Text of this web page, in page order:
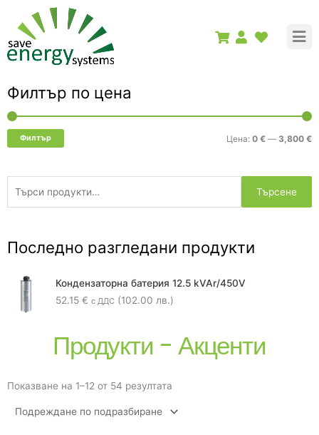
content
Филтър по цена
Филтър Цена: 0 € — 3,800 €
Търсене
Търсене
Последно разгледани продукти
Кондензаторна батерия 12.5 kVAr/450V
52.15€ с ДДС (102.00 лв.)
Продукти - Акценти
Показване на 1–12 от 54 резултата